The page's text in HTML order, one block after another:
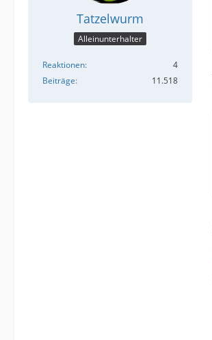
Tatzelwurm
Alleinunterhalter
Reaktionen
4
Beiträge
11.518